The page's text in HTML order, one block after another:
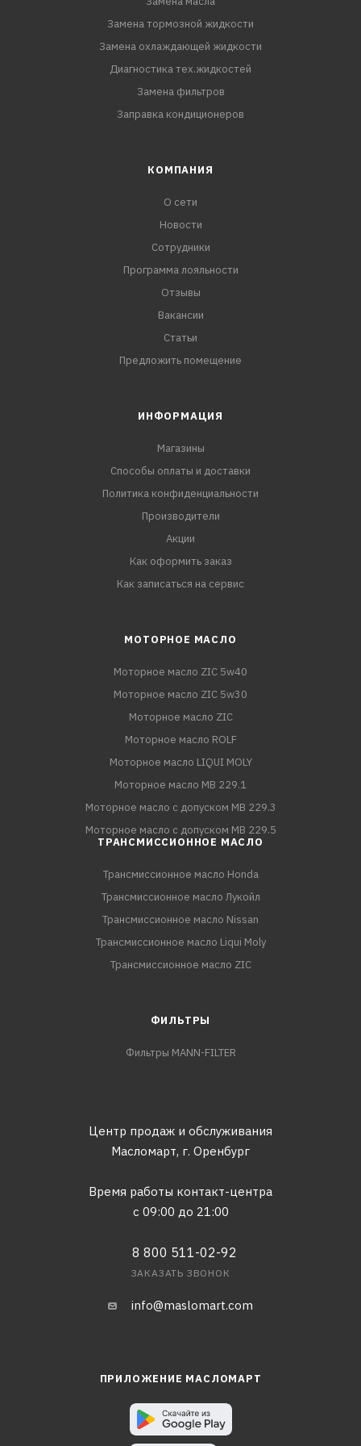
Замена тормозной жидкости
Замена охлаждающей жидкости
Диагностика тех.жидкостей
Замена фильтров
Заправка кондиционеров
КОМПАНИЯ
О сети
Новости
Сотрудники
Программа лояльности
Отзывы
Вакансии
Статьи
Предложить помещение
ИНФОРМАЦИЯ
Магазины
Способы оплаты и доставки
Политика конфиденциальности
Производители
Акции
Как оформить заказ
Как записаться на сервис
МОТОРНОЕ МАСЛО
Моторное масло ZIC 5w40
Моторное масло ZIC 5w30
Моторное масло ZIC
Моторное масло ROLF
Моторное масло LIQUI MOLY
Моторное масло MB 229.1
Моторное масло с допуском MB 229.3
Моторное масло с допуском MB 229.5
ТРАНСМИССИОННОЕ МАСЛО
Трансмиссионное масло Honda
Трансмиссионное масло Лукойл
Трансмиссионное масло Nissan
Трансмиссионное масло Liqui Moly
Трансмиссионное масло ZIC
ФИЛЬТРЫ
Фильтры MANN-FILTER
Центр продаж и обслуживания
Масломарт, г. Оренбург
Время работы контакт-центра
с 09:00 до 21:00
8 800 511-02-92
ЗАКАЗАТЬ ЗВОНОК
info@maslomart.com
ПРИЛОЖЕНИЕ МАСЛОМАРТ